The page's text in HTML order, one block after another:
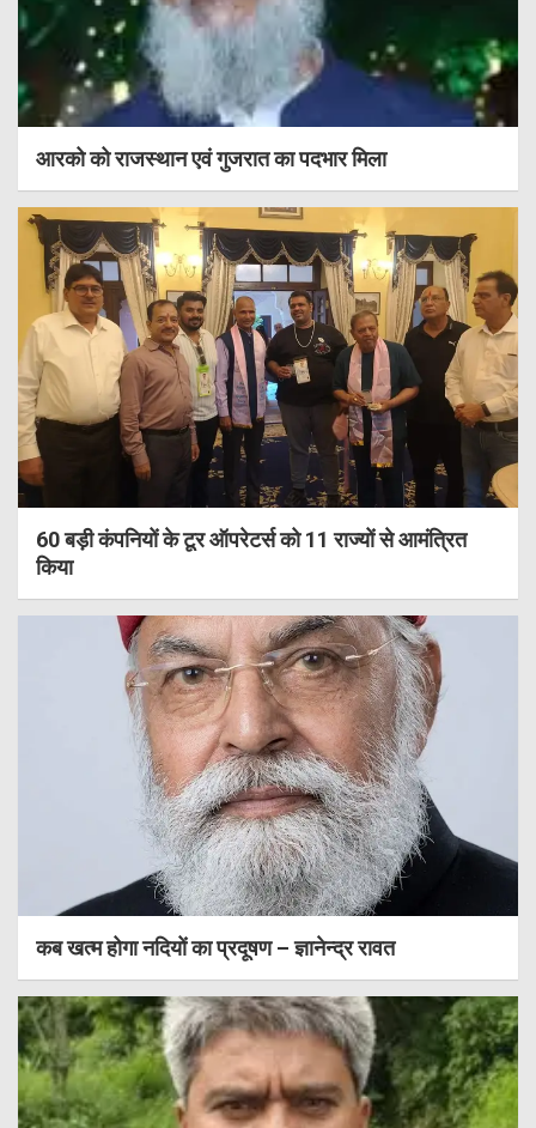
आरको को राजस्थान एवं गुजरात का पदभार मिला
60 बड़ी कंपनियों के टूर ऑपरेटर्स को 11 राज्यों से आमंत्रित
किया
कब खत्म होगा नदियों का प्रदूषण – ज्ञानेन्द्र रावत